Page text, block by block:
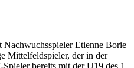
Etienne Borie
Mittelfeldspieler, der in der
bereits mit der U19 des 1.